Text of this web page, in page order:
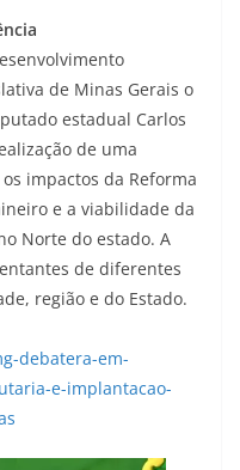
de Minas Gerais o
estadual Carlos
de uma
impactos da Reforma
e a viabilidade da
Norte do estado. A
de diferentes
região e do Estado.
debatera-em-
e-implantacao-